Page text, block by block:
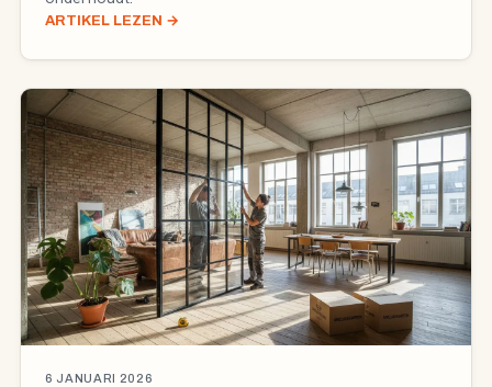
ARTIKEL LEZEN →
6 JANUARI 2026